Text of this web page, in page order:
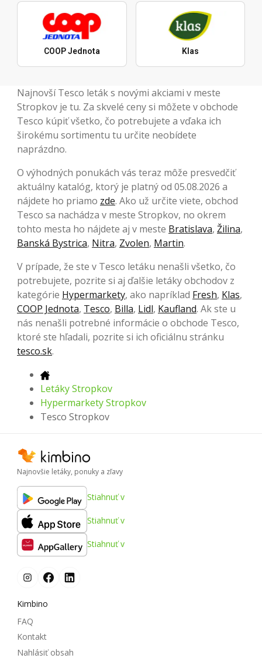
COOP Jednota Klas
Najnovší Tesco leták s novými akciami v meste
Stropkov je tu. Za skvelé ceny si môžete v obchode
Tesco kúpiť všetko, čo potrebujete a vďaka ich
širokému sortimentu tu určite neobídete
naprázdno.
O výhodných ponukách vás teraz môže presvedčiť
aktuálny katalóg, ktorý je platný od 05.08.2026 a
nájdete ho priamo zde. Ako už určite viete, obchod
Tesco sa nachádza v meste Stropkov, no okrem
tohto mesta ho nájdete aj v meste Bratislava, Žilina,
Banská Bystrica, Nitra, Zvolen, Martin.
V prípade, že ste v Tesco letáku nenašli všetko, čo
potrebujete, pozrite si aj ďalšie letáky obchodov z
kategórie Hypermarkety, ako napríklad Fresh, Klas,
COOP Jednota, Tesco, Billa, Lidl, Kaufland. Ak ste u
nás nenašli potrebné informácie o obchode Tesco,
ktoré ste hľadali, pozrite si ich oficiálnu stránku
tesco.sk.
Letáky Stropkov
Hypermarkety Stropkov
Tesco Stropkov
Najnovšie letáky, ponuky a zľavy
Stiahnuť v
Stiahnuť v
Stiahnuť v
Kimbino
FAQ
Kontakt
Nahlásiť obsah